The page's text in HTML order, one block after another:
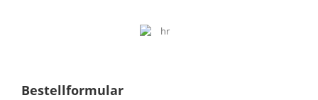
Bestellformular